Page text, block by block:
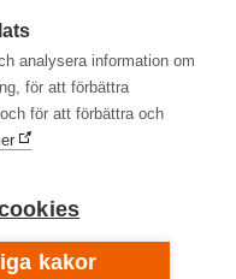
analysera information om
för att förbättra
för att förbättra och
kakor